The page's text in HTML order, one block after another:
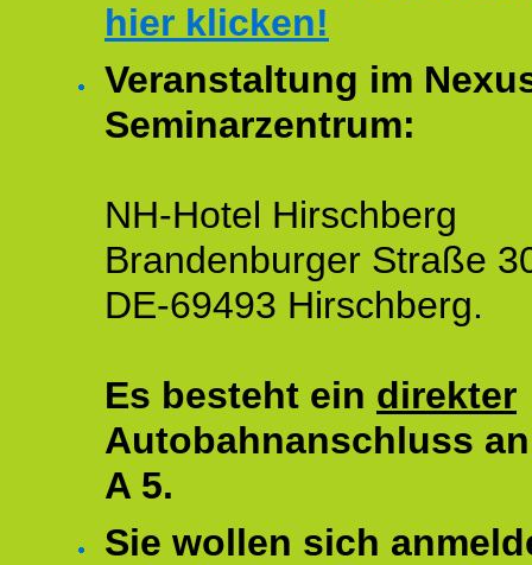
hier klicken!
Veranstaltung im
Seminarzentrum:
NH-Hotel Hirschberg
Brandenburger Straße
DE-69493 Hirschberg.
Es besteht ein direkter
Autobahnanschluss
A 5.
Sie wollen sich